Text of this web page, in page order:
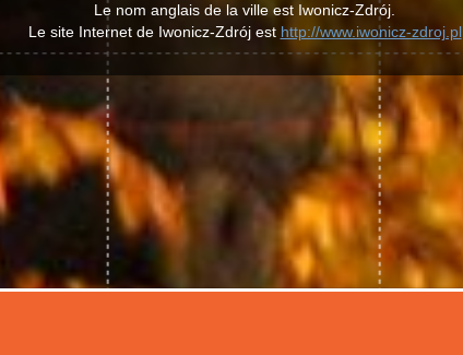
Le nom anglais de la ville est Iwonicz-Zdrój.
Le site Internet de Iwonicz-Zdrój est http://www.iwonicz-zdroj.pl